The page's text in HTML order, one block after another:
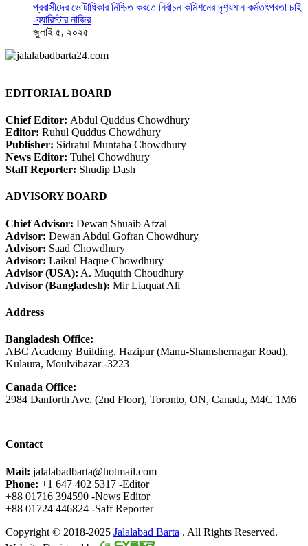
প্রবাসীদের ভোটাধিকার নিশ্চিত করতে নির্বাচন কমিশনের দৃশ‍্যমান কর্মতৎপরতা চাই
-ব্যারিস্টার নাজির
জুলাই ৫, ২০২৫
EDITORIAL BOARD
Chief Editor: Abdul Quddus Chowdhury
Editor: Ruhul Quddus Chowdhury
Publisher: Sidratul Muntaha Chowdhury
News Editor: Tuhel Chowdhury
Staff Reporter: Shudip Dash
ADVISORY BOARD
Chief Advisor: Dewan Shuaib Afzal
Advisor: Dewan Abdul Gofran Chowdhury
Advisor: Saad Chowdhury
Advisor: Laikul Haque Chowdhury
Advisor (USA): A. Muquith Choudhury
Advisor (Bangladesh): Mir Liaquat Ali
Address
Bangladesh Office:
ABC Academy Building, Hazipur (Manu-Shamshernagar Road),
Kulaura, Moulvibazar -3223
Canada Office:
2984 Danforth Ave. (2nd Floor), Toronto, ON, Canada, M4C 1M6
Contact
Mail: jalalabadbarta@hotmail.com
Phone: +1 647 402 5317 -Editor
+88 01716 394590 -News Editor
+88 01724 446824 -Saff Reporter
Copyright © 2018-2025 Jalalabad Barta . All Rights Reserved.